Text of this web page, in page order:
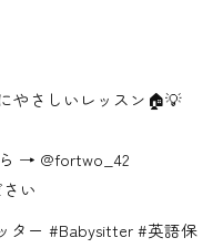
やさしいレッスン🏠💡
→ @fortwo_42
い
ター #Babysitter #英語保